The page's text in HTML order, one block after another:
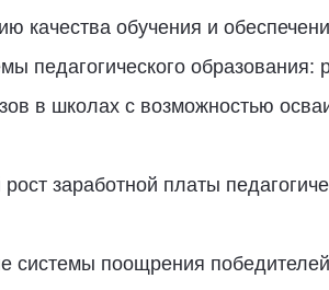
качества обучения и
педагогического образования:
в школах с возможностью
заработной платы
системы поощрения